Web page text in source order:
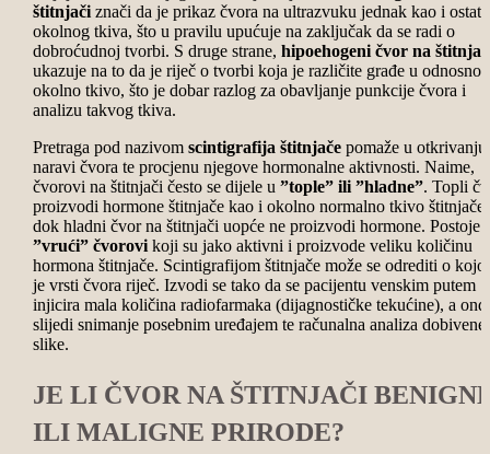
štitnjačiznači da je prikaz čvora na ultrazvuku jednak kao i
okolnog tkiva, što u pravilu upućuje na zaključak da se radi o
dobroćudnoj tvorbi. S druge strane, hipoehogeni čvor na
ukazuje na to da je riječ o tvorbi koja je različite građe u odnosno
okolno tkivo, što je dobar razlog za obavljanje punkcije čvora i
analizu takvog tkiva.
Pretraga pod nazivom scintigrafija štitnjačepomaže u otkrivanju
naravi čvora te procjenu njegove hormonalne aktivnosti. Naime,
čvorovi na štitnjači često se dijele u ”tople” ili ”hladne”. Topli
proizvodi hormone štitnjače kao i okolno normalno tkivo štitnjače,
dok hladni čvor na štitnjači uopće ne proizvodi hormone. Postoje i
”vrući” čvorovikoji su jako aktivni i proizvode veliku količinu
hormona štitnjače. Scintigrafijom štitnjače može se odrediti o kojoj
je vrsti čvora riječ. Izvodi se tako da se pacijentu venskim putem
injicira mala količina radiofarmaka (dijagnostičke tekućine), a
slijedi snimanje posebnim uređajem te računalna analiza dobivene
slike.
JE LI ČVOR NA ŠTITNJAČI
ILI MALIGNE PRIRODE?